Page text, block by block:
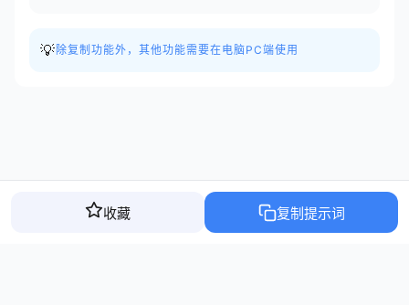
💡 除复制功能外，其他功能需要在电脑PC端使用
收藏 复制提示词